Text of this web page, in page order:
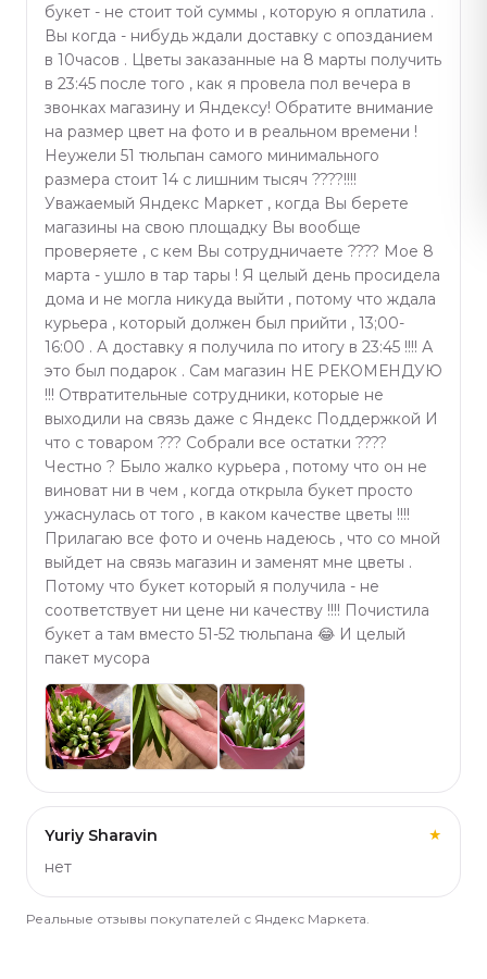
букет - не стоит той суммы , которую я оплатила .
Вы когда - нибудь ждали доставку с опозданием
в 10часов . Цветы заказанные на 8 марты получить
в 23:45 после того , как я провела пол вечера в
звонках магазину и Яндексу! Обратите внимание
на размер цвет на фото и в реальном времени !
Неужели 51 тюльпан самого минимального
размера стоит 14 с лишним тысяч ????!!!!
Уважаемый Яндекс Маркет , когда Вы берете
магазины на свою площадку Вы вообще
проверяете , с кем Вы сотрудничаете ???? Мое 8
марта - ушло в тар тары ! Я целый день просидела
дома и не могла никуда выйти , потому что ждала
курьера , который должен был прийти , 13;00-
16:00 . А доставку я получила по итогу в 23:45 !!!! А
это был подарок . Сам магазин НЕ РЕКОМЕНДУЮ
!!! Отвратительные сотрудники, которые не
выходили на связь даже с Яндекс Поддержкой И
что с товаром ??? Собрали все остатки ????
Честно ? Было жалко курьера , потому что он не
виноват ни в чем , когда открыла букет просто
ужаснулась от того , в каком качестве цветы !!!!
Прилагаю все фото и очень надеюсь , что со мной
выйдет на связь магазин и заменят мне цветы .
Потому что букет который я получила - не
соответствует ни цене ни качеству !!!! Почистила
букет а там вместо 51-52 тюльпана 😂 И целый
пакет мусора
Yuriy Sharavin ★
нет
Реальные отзывы покупателей с Яндекс Маркета.